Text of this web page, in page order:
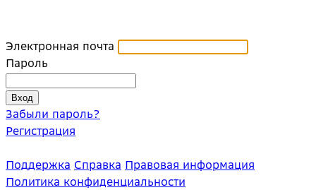
Электронная почта
Пароль
Забыли пароль?
Регистрация
Поддержка Справка Правовая информация
Политика конфиденциальности